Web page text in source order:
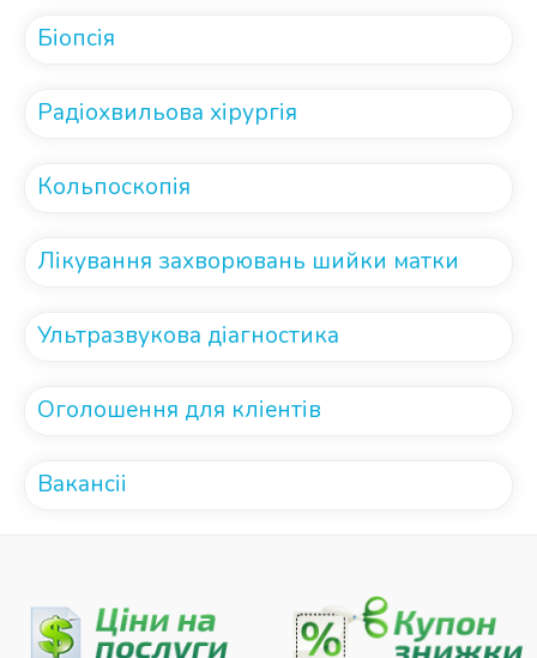
Біопсія
Радіохвильова хірургія
Кольпоскопія
Лікування захворювань шийки матки
Ультразвукова діагностика
Оголошення для кліентів
Вакансіі